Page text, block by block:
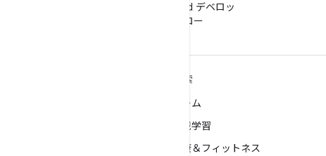
WeChat で Android デベロッ
パーをフォロー
探索
ゲーム
機械学習
健康＆フィットネス